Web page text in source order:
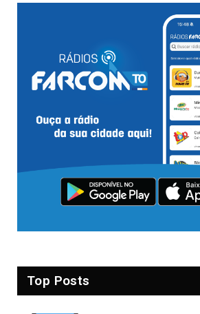
Top Posts